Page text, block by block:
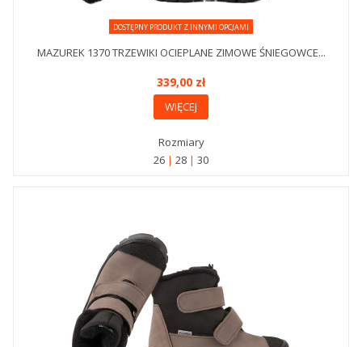
DOSTĘPNY PRODUKT Z INNYMI OPCJAMI
MAZUREK 1370 TRZEWIKI OCIEPLANE ZIMOWE ŚNIEGOWCE...
339,00 zł
WIĘCEJ
Rozmiary
26
28 30